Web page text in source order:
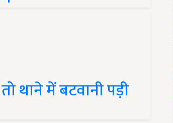
थाने में बटवानी पड़ी